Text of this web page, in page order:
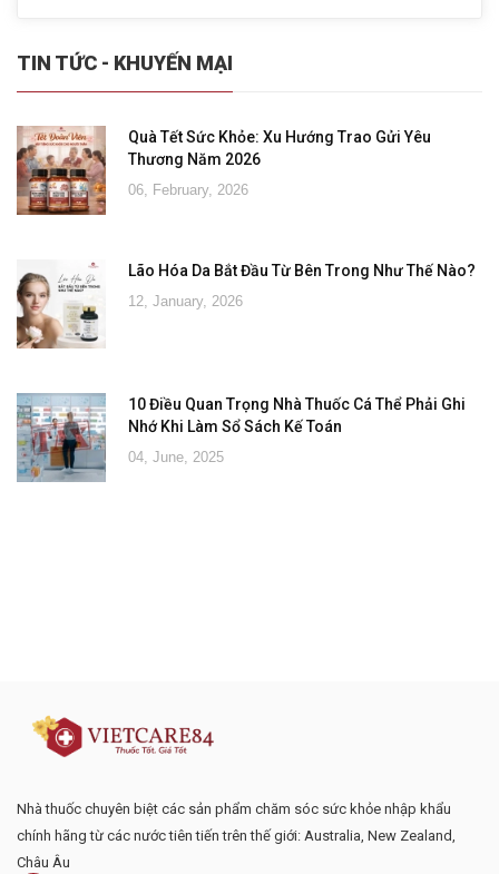
TIN TỨC - KHUYẾN MẠI
Quà Tết Sức Khỏe: Xu Hướng Trao Gửi Yêu
Thương Năm 2026
06, February, 2026
Lão Hóa Da Bắt Đầu Từ Bên Trong Như Thế Nào?
12, January, 2026
10 Điều Quan Trọng Nhà Thuốc Cá Thể Phải Ghi
Nhớ Khi Làm Sổ Sách Kế Toán
04, June, 2025
Nhà thuốc chuyên biệt các sản phẩm chăm sóc sức khỏe nhập khẩu
chính hãng từ các nước tiên tiến trên thế giới: Australia, New Zealand,
Châu Âu